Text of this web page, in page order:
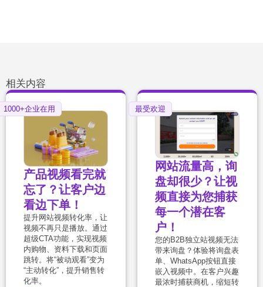
相关内容
产品视频看完就
忘了？让客户边
看边下单！
提升网站视频转化率，让
视频不再只是播放。通过
超级CTA功能，实现视频
内购物、资料下载和页面
跳转。将“被动观看”变为
“主动转化”，提升销售转
化率。
1000+企业在用
网站流量高，询
盘却很少？让视
频直接为您捕获
每一个潜在客
户！
您的B2B独立站视频无法
带来询盘？体验将询盘表
单、WhatsApp按钮直接
嵌入视频中。在客户兴趣
最浓时捕获商机，缩短转
最受欢迎